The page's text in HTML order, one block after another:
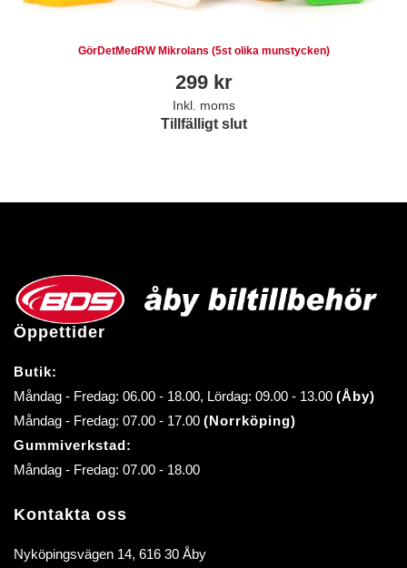
GörDetMedRW Mikrolans (5st olika munstycken)
299kr
Inkl. moms
Tillfälligt slut
Öppettider
Butik:
Måndag - Fredag: 06.00 - 18.00, Lördag: 09.00 - 13.00 (Åby)
Måndag - Fredag: 07.00 - 17.00 (Norrköping)
Gummiverkstad:
Måndag - Fredag: 07.00 - 18.00
Kontakta oss
Nyköpingsvägen 14, 616 30 Åby